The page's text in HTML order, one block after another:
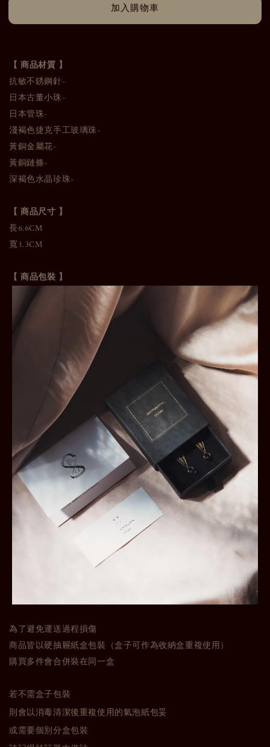
加入購物車
【 商品材質 】
抗敏不銹鋼針-
日本古董小珠-
日本管珠-
淺褐色捷克手工玻璃珠-
黃銅金屬花-
黃銅鏈條-
深褐色水晶珍珠-
【 商品尺寸 】
長6.6CM
寬1.3CM
【 商品包裝 】
為了避免運送過程損傷
商品皆以硬抽屜紙盒包裝（盒子可作為收納盒重複使用）
購買多件會合併裝在同一盒
若不需盒子包裝
則會以消毒清潔後重複使用的氣泡紙包妥
或需要個別分盒包裝